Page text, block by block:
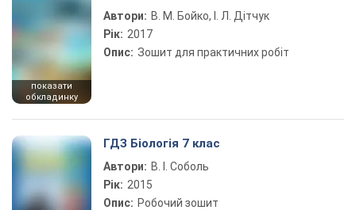
показати
обкладинку
Автори: В. М. Бойко, І. Л. Дітчук
Рік: 2017
Опис: Зошит для практичних робіт
ГДЗ Біологія 7 клас
Автори: В. І. Соболь
Рік: 2015
Опис: Робочий зошит